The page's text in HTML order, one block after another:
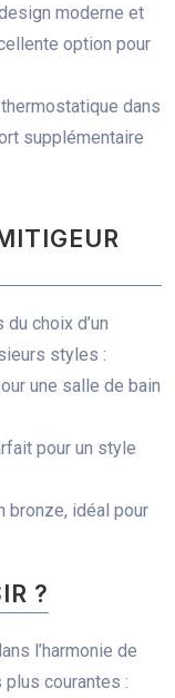
moderne et
option pour
dans
supplémentaire
choix d’un
styles :
une salle de bain
pour un style
bronze, idéal pour
?
l’harmonie de
courantes :